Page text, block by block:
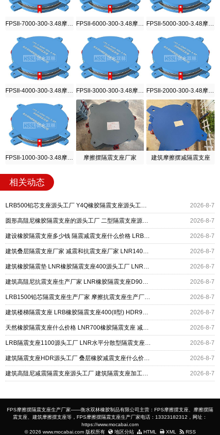
FPSII-6000-300-3.48摩擦摆隔震支座
FPSII-3000-300-3.48摩擦摆隔震支座
摩擦摆隔震支座厂家 建筑摩擦摆减隔震支座
相关动态
LRB500铅芯支座源头工厂 Y4Q橡胶隔震支座源头工厂 摩擦摆减隔震支座厂家 2026-8-7
圆形高阻尼橡胶隔震支座的源头工厂 二型隔震支座源头工厂 水平力分散型橡胶隔震支座厂家电话 2026-8-7
建设橡胶隔震支座多少钱 隔震减震支座什么价格 LRB400橡胶隔震支座厂家 2026-8-7
建筑叠层隔震支座厂家 减震和抗震支座厂家 LNR1400隔震支座厂家 2026-8-7
建筑橡胶隔震垫 LNR橡胶隔震支座400源头工厂 LNR橡胶隔震支座900(II型) 2026-8-7
建筑高阻尼抗震支座生产厂家 LNR橡胶隔震支座D900 铅芯建筑橡胶隔震支座 2026-8-7
LRB1500铅芯隔震支座生产厂家 摩擦抗震支座生产厂家 摩擦摆隔震支座FBD 2026-8-7
建筑楼梯隔震支座 LRB橡胶隔震支座400(II型) HDR900高阻尼橡胶支座源头工厂 2026-8-7
天然橡胶隔震支座什么价格 LNR700橡胶隔震支座 减震隔震支座工厂生产厂家 2026-8-7
LRB隔震支座1100源头工厂 LNR水平分散型隔震支座生产厂家 橡胶隔震支座价格厂家 2026-8-7
建筑隔震支座HDR源头工厂 叠层橡胶减震支座什么价格 抗拔减震支座厂家 2026-8-7
建筑高阻尼减震隔震支座源头工厂 建筑隔震支座加工生产厂家 LNR400天然橡胶支座厂家电话 2026-8-7
FPS摩擦摆隔震支座生产厂家——衡水双林橡胶制品有限公司主营：FPS摩擦摆支座、摩擦摆隔
震支座、建筑摩擦摆支座等，FPS摩擦摆隔震支座生产厂家电话：13323182312，网址：
https://www.mocabai.com
© 2026 www.mocabai.com 版权所有
地区分站 HTML XML RSS